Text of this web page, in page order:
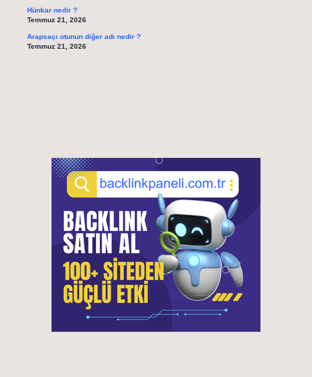
Hünkar nedir ?
Temmuz 21, 2026
Arapsaçı otunun diğer adı nedir ?
Temmuz 21, 2026